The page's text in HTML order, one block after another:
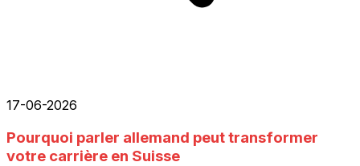
17-06-2026
Pourquoi parler allemand peut transformer
votre carrière en Suisse